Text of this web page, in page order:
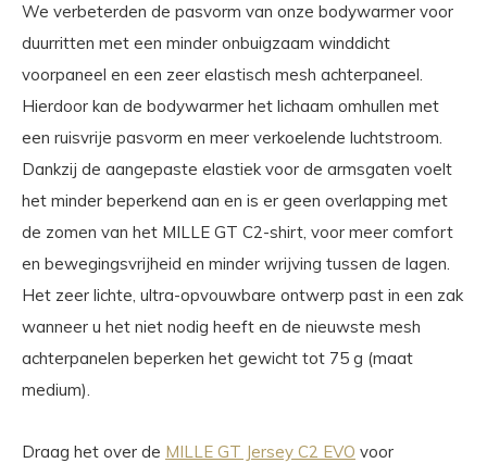
We verbeterden de pasvorm van onze bodywarmer voor
duurritten met een minder onbuigzaam winddicht
voorpaneel en een zeer elastisch mesh achterpaneel.
Hierdoor kan de bodywarmer het lichaam omhullen met
een ruisvrije pasvorm en meer verkoelende luchtstroom.
Dankzij de aangepaste elastiek voor de armsgaten voelt
het minder beperkend aan en is er geen overlapping met
de zomen van het MILLE GT C2-shirt, voor meer comfort
en bewegingsvrijheid en minder wrijving tussen de lagen.
Het zeer lichte, ultra-opvouwbare ontwerp past in een zak
wanneer u het niet nodig heeft en de nieuwste mesh
achterpanelen beperken het gewicht tot 75 g (maat
medium).
Draag het over de MILLE GT Jersey C2 EVO voor